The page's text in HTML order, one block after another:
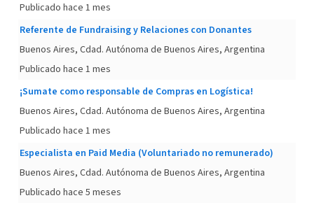
Publicado hace 1 mes
Referente de Fundraising y Relaciones con Donantes
Buenos Aires, Cdad. Autónoma de Buenos Aires, Argentina
Publicado hace 1 mes
¡Sumate como responsable de Compras en Logística!
Buenos Aires, Cdad. Autónoma de Buenos Aires, Argentina
Publicado hace 1 mes
Especialista en Paid Media (Voluntariado no remunerado)
Buenos Aires, Cdad. Autónoma de Buenos Aires, Argentina
Publicado hace 5 meses